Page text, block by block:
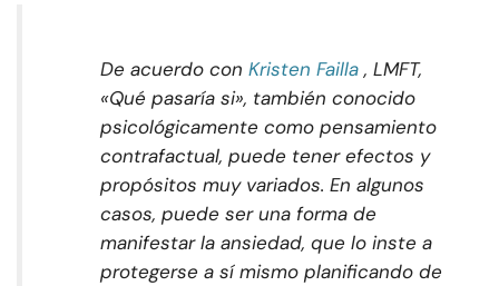
De acuerdo con Kristen Failla , LMFT,
«Qué pasaría si», también conocido
psicológicamente como pensamiento
contrafactual, puede tener efectos y
propósitos muy variados. En algunos
casos, puede ser una forma de
manifestar la ansiedad, que lo inste a
protegerse a sí mismo planificando de